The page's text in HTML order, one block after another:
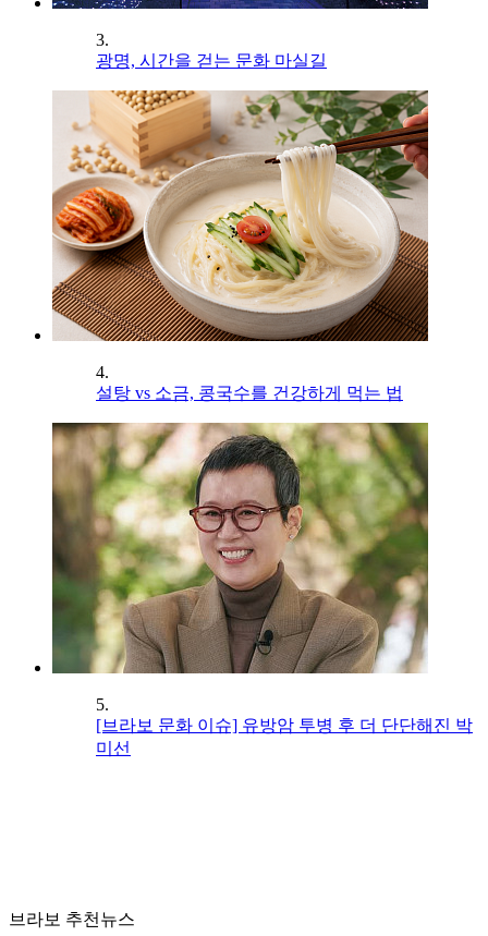
3.
광명, 시간을 걷는 문화 마실길
4.
설탕 vs 소금, 콩국수를 건강하게 먹는 법
5.
[브라보 문화 이슈] 유방암 투병 후 더 단단해진 박
미선
브라보 추천뉴스